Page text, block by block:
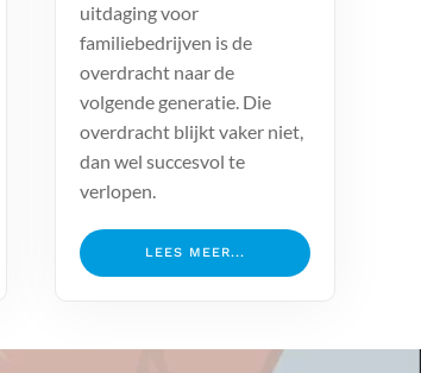
uitdaging voor
familiebedrijven is de
overdracht naar de
volgende generatie. Die
overdracht blijkt vaker niet,
dan wel succesvol te
verlopen.
LEES MEER...